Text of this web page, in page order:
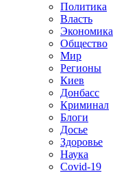
Политика
Власть
Экономика
Общество
Мир
Регионы
Киев
Донбасс
Криминал
Блоги
Досье
Здоровье
Наука
Covid-19